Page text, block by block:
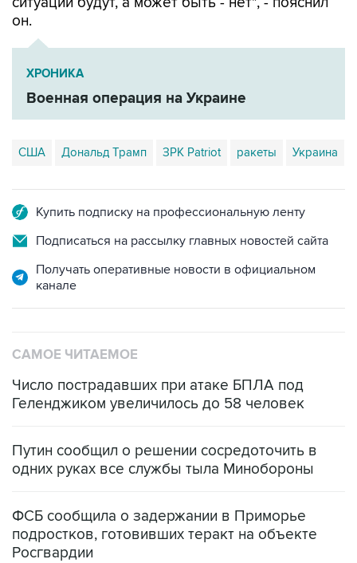
он.
ХРОНИКА
Военная операция на Украине
США Дональд Трамп ЗРК Patriot ракеты Украина
Купить подписку на профессиональную ленту
Подписаться на рассылку главных новостей сайта
Получать оперативные новости в официальном
канале
САМОЕ ЧИТАЕМОЕ
Число пострадавших при атаке БПЛА под
Геленджиком увеличилось до 58 человек
Путин сообщил о решении сосредоточить в
одних руках все службы тыла Минобороны
ФСБ сообщила о задержании в Приморье
подростков, готовивших теракт на объекте
Росгвардии